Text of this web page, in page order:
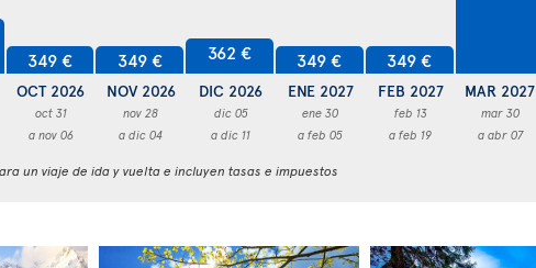
349 €
OCT 2026
oct 31
a nov 06
349 €
NOV 2026
nov 28
a dic 04
362 €
DIC 2026
dic 05
a dic 11
349 €
ENE 2027
ene 30
a feb 05
349 €
FEB 2027
feb 13
a feb 19
MAR 2027
mar 30
a abr 07
un viaje de ida y vuelta e incluyen tasas e impuestos